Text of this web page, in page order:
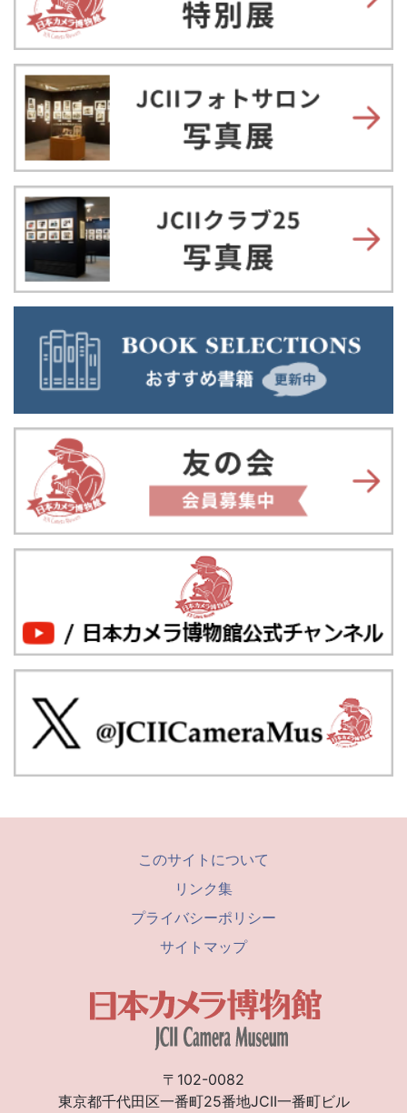
このサイトについて
リンク集
プライバシーポリシー
サイトマップ
〒102-0082
東京都千代田区一番町25番地JCII一番町ビル